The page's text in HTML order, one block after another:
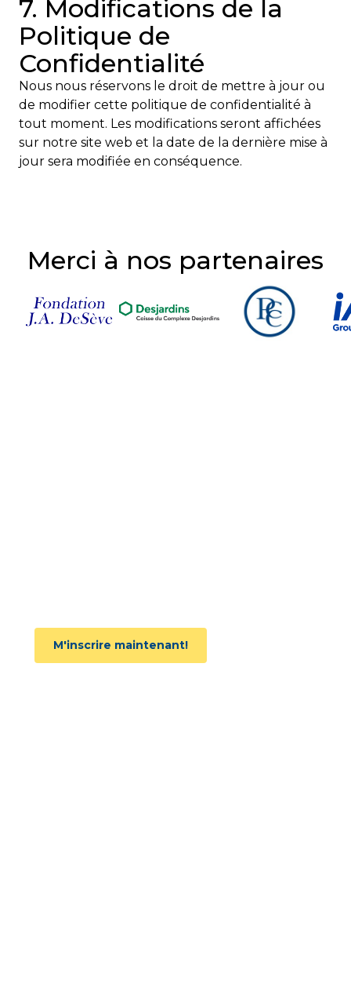
7. Modifications de la
Politique de
Confidentialité
Nous nous réservons le droit de mettre à jour ou
de modifier cette politique de confidentialité à
tout moment. Les modifications seront affichées
sur notre site web et la date de la dernière mise à
jour sera modifiée en conséquence.
Merci à nos partenaires
M'inscrire maintenant!